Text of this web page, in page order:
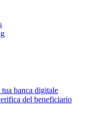
banca digitale
del beneficiario